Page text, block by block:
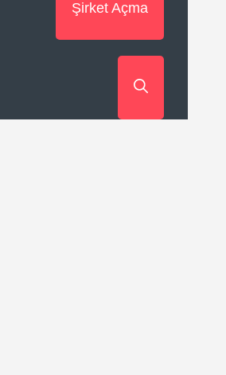
Şirket Açma